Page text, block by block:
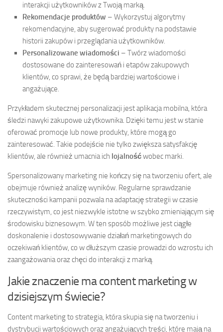
interakcji użytkowników z Twoją marką.
Rekomendacje produktów – Wykorzystuj algorytmy
rekomendacyjne, aby sugerować produkty na podstawie
historii zakupów i przeglądania użytkowników.
Personalizowane wiadomości – Twórz wiadomości
dostosowane do zainteresowań i etapów zakupowych
klientów, co sprawi, że będą bardziej wartościowe i
angażujące.
Przykładem skutecznej personalizacji jest aplikacja mobilna, która
śledzi nawyki zakupowe użytkownika. Dzięki temu jest w stanie
oferować promocje lub nowe produkty, które mogą go
zainteresować. Takie podejście nie tylko zwiększa satysfakcję
klientów, ale również umacnia ich lojalnośćwobec marki.
Spersonalizowany marketing nie kończy się na tworzeniu ofert, ale
obejmuje również analizę wyników. Regularne sprawdzanie
skuteczności kampanii pozwala na adaptację strategii w czasie
rzeczywistym, co jest niezwykle istotne w szybko zmieniającym się
środowisku biznesowym. W ten sposób możliwe jest ciągłe
doskonalenie i dostosowywanie działań marketingowych do
oczekiwań klientów, co w dłuższym czasie prowadzi do wzrostu ich
zaangażowania oraz chęci do interakcji z marką.
Jakie znaczenie ma content marketing w
dzisiejszym świecie?
Content marketing to strategia, która skupia się na tworzeniu i
dystrybucji wartościowych oraz angażujących treści, które mają na